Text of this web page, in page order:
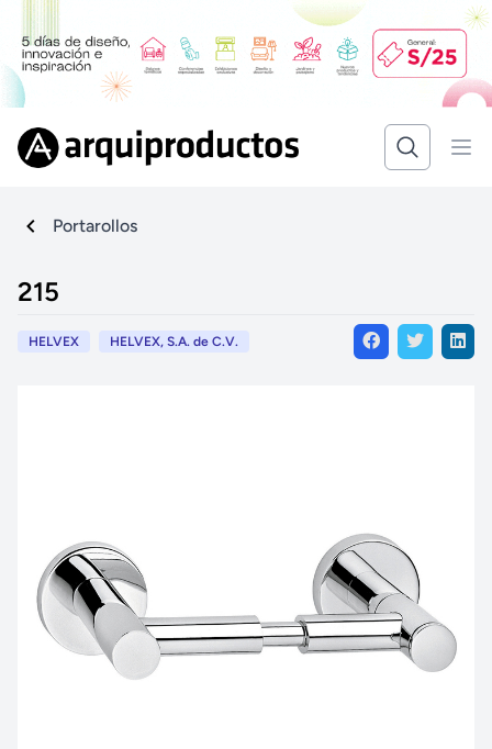
Portarollos
215
HELVEX HELVEX, S.A. de C.V.